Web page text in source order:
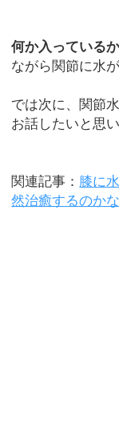
何か入っている
ながら関節に水
では次に、関節
お話したいと思い
関連記事： 膝に
然治癒するのか